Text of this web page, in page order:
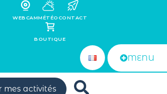
WEBCAMMÉTÉOCONTACT
BOUTIQUE
MENU
mes activités